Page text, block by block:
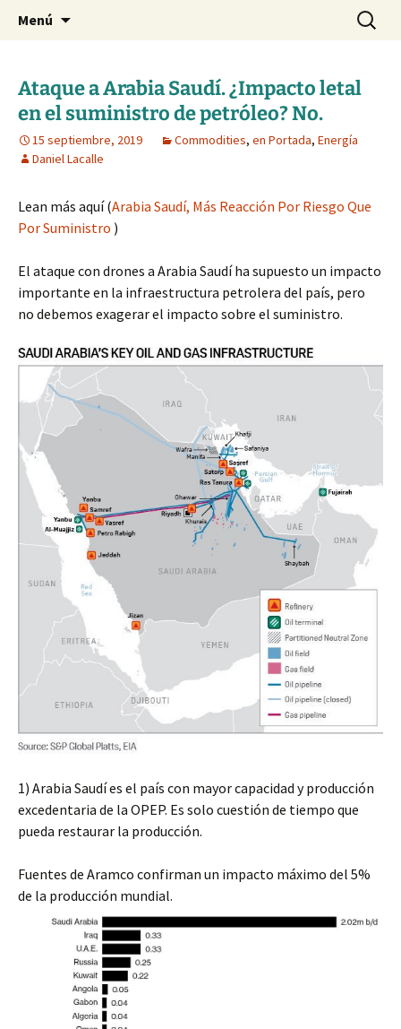
dlacalle.com
Blog de Daniel Lacalle
Menú Buscar:
Ataque a Arabia Saudí. ¿Impacto letal
en el suministro de petróleo? No.
15 septiembre, 2019 Commodities, en Portada, Energía
Daniel Lacalle
Lean más aquí (Arabia Saudí, Más Reacción Por Riesgo Que
Por Suministro )
El ataque con drones a Arabia Saudí ha supuesto un impacto
importante en la infraestructura petrolera del país, pero
no debemos exagerar el impacto sobre el suministro.
1) Arabia Saudí es el país con mayor capacidad y producción
excedentaria de la OPEP. Es solo cuestión de tiempo que
pueda restaurar la producción.
Fuentes de Aramco confirman un impacto máximo del 5%
de la producción mundial.